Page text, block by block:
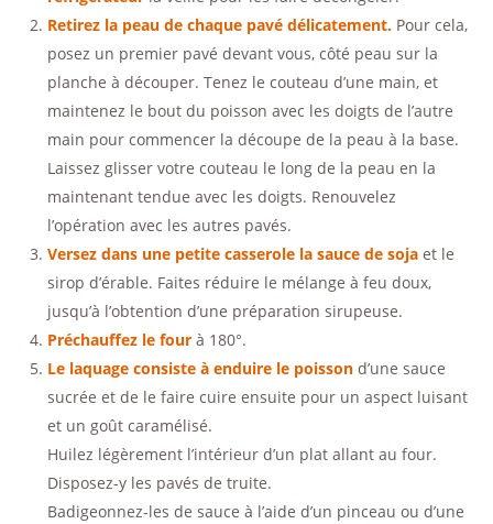
Retirez la peau de chaque pavé délicatement. Pour cela,
posez un premier pavé devant vous, côté peau sur la
planche à découper. Tenez le couteau d’une main, et
maintenez le bout du poisson avec les doigts de l’autre
main pour commencer la découpe de la peau à la base.
Laissez glisser votre couteau le long de la peau en la
maintenant tendue avec les doigts. Renouvelez
l’opération avec les autres pavés.
Versez dans une petite casserole la sauce de soja et le
sirop d’érable. Faites réduire le mélange à feu doux,
jusqu’à l’obtention d’une préparation sirupeuse.
Préchauffez le four à 180°.
Le laquage consiste à enduire le poisson d’une sauce
sucrée et de le faire cuire ensuite pour un aspect luisant
et un goût caramélisé.
Huilez légèrement l’intérieur d’un plat allant au four.
Disposez-y les pavés de truite.
Badigeonnez-les de sauce à l’aide d’un pinceau ou d’une